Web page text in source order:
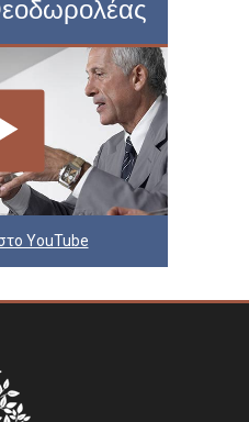
YouTube